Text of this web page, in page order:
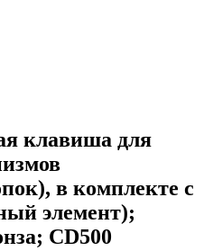
клавиша для
в комплекте с
элемент);
CD500